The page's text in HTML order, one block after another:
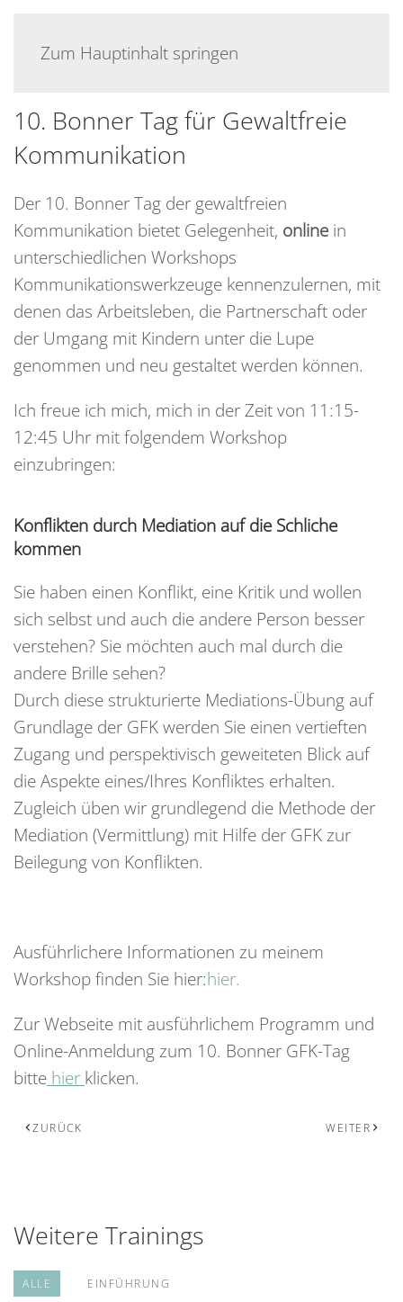
Zum Hauptinhalt springen
10. Bonner Tag für Gewaltfreie
Kommunikation
Der 10. Bonner Tag der gewaltfreien
Kommunikation bietet Gelegenheit, online in
unterschiedlichen Workshops
Kommunikationswerkzeuge kennenzulernen, mit
denen das Arbeitsleben, die Partnerschaft oder
der Umgang mit Kindern unter die Lupe
genommen und neu gestaltet werden können.
Ich freue ich mich, mich in der Zeit von 11:15-
12:45 Uhr mit folgendem Workshop
einzubringen:
Konflikten durch Mediation auf die Schliche
kommen
Sie haben einen Konflikt, eine Kritik und wollen
sich selbst und auch die andere Person besser
verstehen? Sie möchten auch mal durch die
andere Brille sehen?
Durch diese strukturierte Mediations-Übung auf
Grundlage der GFK werden Sie einen vertieften
Zugang und perspektivisch geweiteten Blick auf
die Aspekte eines/Ihres Konfliktes erhalten.
Zugleich üben wir grundlegend die Methode der
Mediation (Vermittlung) mit Hilfe der GFK zur
Beilegung von Konflikten.
Ausführlichere Informationen zu meinem
Workshop finden Sie hier:hier.
Zur Webseite mit ausführlichem Programm und
Online-Anmeldung zum 10. Bonner GFK-Tag
bitte hier klicken.
ZURÜCK WEITER
Weitere Trainings
ALLE EINFÜHRUNG